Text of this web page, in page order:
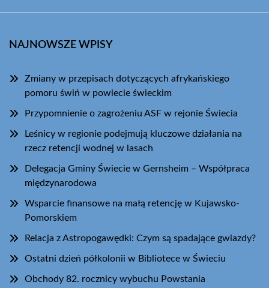
NAJNOWSZE WPISY
Zmiany w przepisach dotyczących afrykańskiego
pomoru świń w powiecie świeckim
Przypomnienie o zagrożeniu ASF w rejonie Świecia
Leśnicy w regionie podejmują kluczowe działania na
rzecz retencji wodnej w lasach
Delegacja Gminy Świecie w Gernsheim – Współpraca
międzynarodowa
Wsparcie finansowe na małą retencję w Kujawsko-
Pomorskiem
Relacja z Astropogawędki: Czym są spadające gwiazdy?
Ostatni dzień półkolonii w Bibliotece w Świeciu
Obchody 82. rocznicy wybuchu Powstania